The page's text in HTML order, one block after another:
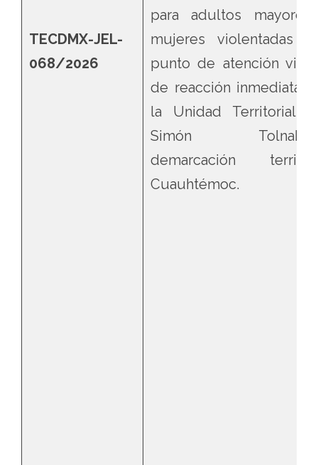
TECDMX-JEL-
068/2026
para adultos
mujeres violentadas
punto de atención
de reacción inmediata”,
la Unidad Territorial
Simón
demarcación
Cuauhtémoc.